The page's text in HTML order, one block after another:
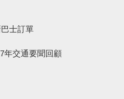
士訂單
年交通要聞回顧